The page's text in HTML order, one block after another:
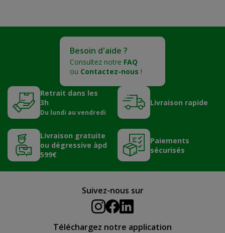
Besoin d'aide ?
Consultez notre FAQ
ou Contactez-nous !
Retrait dans les
3h
Du lundi au vendredi
Livraison rapide
Livraison gratuite
ou dégressive àpd
599€
Paiements
sécurisés
Suivez-nous sur
Téléchargez notre application